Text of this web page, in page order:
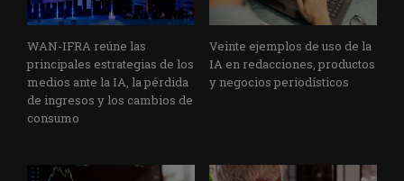
WAN-IFRA reúne las
principales estrategias de los
medios ante la IA, la pérdida
de ingresos y los cambios de
consumo
Veinte ejemplos de uso de la
IA en redacciones, productos
y negocios periodísticos